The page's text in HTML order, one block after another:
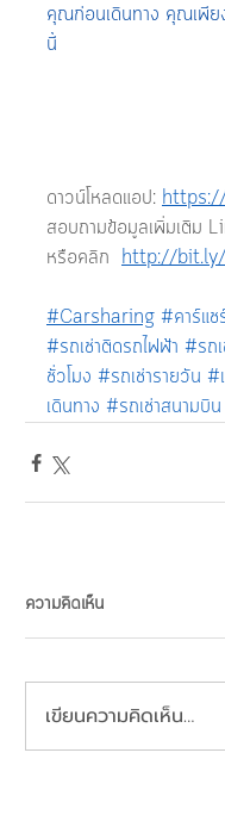
คุณก่อนเดินทาง คุณเพีย
นี้
ดาวน์โหลดแอป:
สอบถามข้อมูลเพิ่มเติม
หรือคลิก http://
#Carsharing #คาร์แช
#รถเช่าติดรถไฟฟ้า #รถ
ชั่วโมง #รถเช่ารายวัน #
เดินทาง #รถเช่าสนามบิน
ความคิดเห็น
เขียนความคิดเห็น…